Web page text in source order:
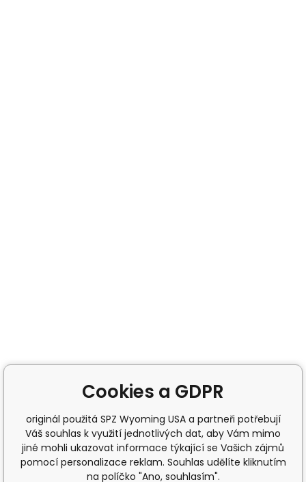
Cookies a GDPR
originál použitá SPZ Wyoming USA a partneři potřebují
Váš souhlas k využití jednotlivých dat, aby Vám mimo
jiné mohli ukazovat informace týkající se Vašich zájmů
pomocí personalizace reklam. Souhlas udělíte kliknutím
na políčko "Ano, souhlasím".